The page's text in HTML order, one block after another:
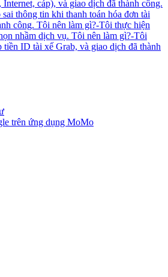
cáp), và giao dịch đã thành công.
thông tin khi thanh toán hóa đơn tài
công. Tôi nên làm gì?-Tôi thực hiện
nhầm dịch vụ. Tôi nên làm gì?-Tôi
tiền ID tài xế Grab, và giao dịch đã thành
trên ứng dụng MoMo